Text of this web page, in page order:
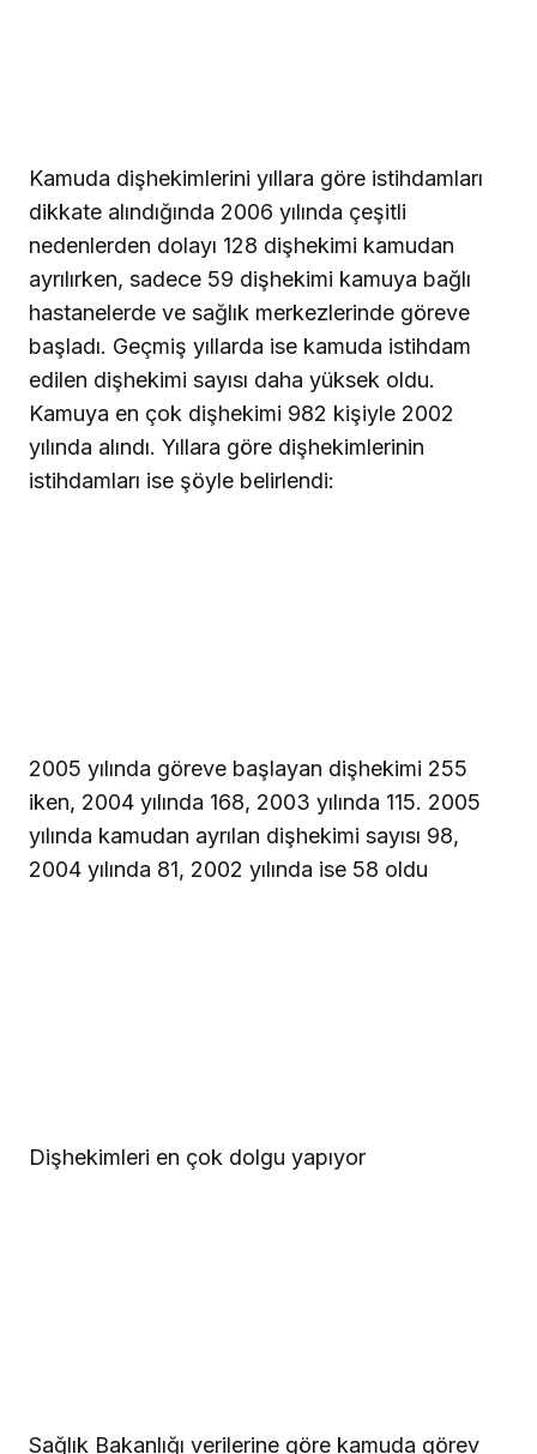
Kamuda dişhekimlerini yıllara göre istihdamları
dikkate alındığında 2006 yılında çeşitli
nedenlerden dolayı 128 dişhekimi kamudan
ayrılırken, sadece 59 dişhekimi kamuya bağlı
hastanelerde ve sağlık merkezlerinde göreve
başladı. Geçmiş yıllarda ise kamuda istihdam
edilen dişhekimi sayısı daha yüksek oldu.
Kamuya en çok dişhekimi 982 kişiyle 2002
yılında alındı. Yıllara göre dişhekimlerinin
istihdamları ise şöyle belirlendi:
2005 yılında göreve başlayan dişhekimi 255
iken, 2004 yılında 168, 2003 yılında 115. 2005
yılında kamudan ayrılan dişhekimi sayısı 98,
2004 yılında 81, 2002 yılında ise 58 oldu
Dişhekimleri en çok dolgu yapıyor
Sağlık Bakanlığı verilerine göre kamuda görev